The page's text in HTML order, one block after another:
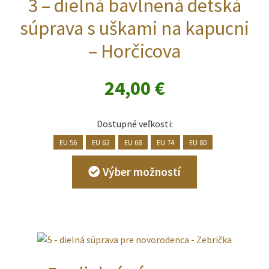
3 – dielná bavlnená detská
súprava s uškami na kapucni
– Horčicova
24,00 €
Dostupné veľkosti:
EU 56 EU 62 EU 68 EU 74 EU 80
Výber možností
má
Možnosti